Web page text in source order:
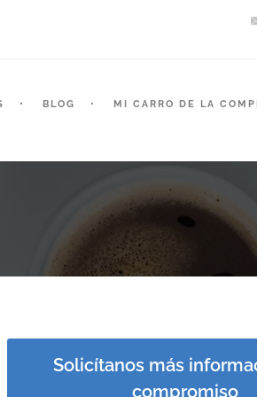
BLOG MI CARRO DE LA
Solicítanos más
compromiso